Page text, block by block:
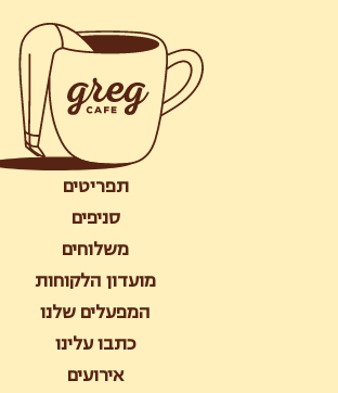
תפריטים
סניפים
משלוחים
מועדון הלקוחות
המפעלים שלנו
כתבו עלינו
אירועים